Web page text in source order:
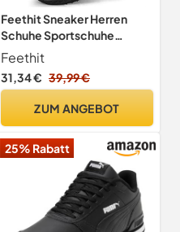
Feethit Sneaker Herren
Schuhe Sportschuhe
Laufschuhe Turnschuhe
Schwarz 45
Feethit
31,34 € 39,99 €
ZUM ANGEBOT
25% Rabatt